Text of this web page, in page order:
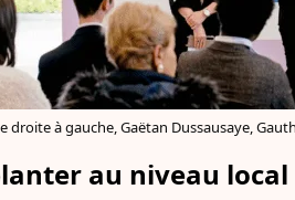
droite à gauche, Gaëtan Dussausaye,
au niveau local